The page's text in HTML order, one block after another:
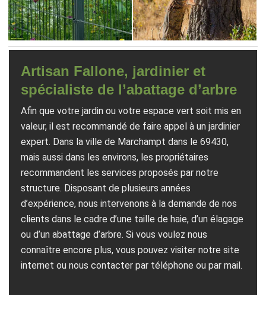
Artisan Fallone, jardinier et
spécialiste de l’abattage d’arbre
Afin que votre jardin ou votre espace vert soit mis en
valeur, il est recommandé de faire appel à un jardinier
expert. Dans la ville de Marchampt dans le 69430,
mais aussi dans les environs, les propriétaires
recommandent les services proposés par notre
structure. Disposant de plusieurs années
d’expérience, nous intervenons à la demande de nos
clients dans le cadre d’une taille de haie, d’un élagage
ou d’un abattage d’arbre. Si vous voulez nous
connaître encore plus, vous pouvez visiter notre site
internet ou nous contacter par téléphone ou par mail.